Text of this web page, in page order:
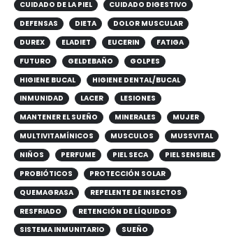
CUIDADO DE LA PIEL
CUIDADO DIGESTIVO
DEFENSAS
DIETA
DOLOR MUSCULAR
DUREX
ELADIET EUCERIN
FATIGA
FUTURO
GELDEBAÑO
GOLPES
HIGIENE BUCAL
HIGIENE DENTAL/BUCAL
INMUNIDAD
LACER
LESIONES
MANTENER EL SUEÑO
MINERALES
MUJER
MULTIVITAMÍNICOS
MUSCULOS
MUSSVITAL
NIÑOS
PERFUME PIEL SECA
PIEL SENSIBLE
PROBIÓTICOS
PROTECCIÓN SOLAR
QUEMAGRASA
REPELENTE DE INSECTOS
RESFRIADO
RETENCIÓN DE LÍQUIDOS
SISTEMA INMUNITARIO
SUEÑO